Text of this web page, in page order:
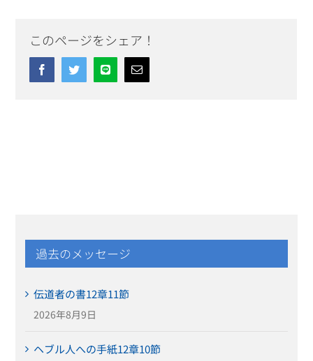
このページをシェア！
FacebookTwitterLine Email
過去のメッセージ
伝道者の書12章11節
2026年8月9日
ヘブル人への手紙12章10節